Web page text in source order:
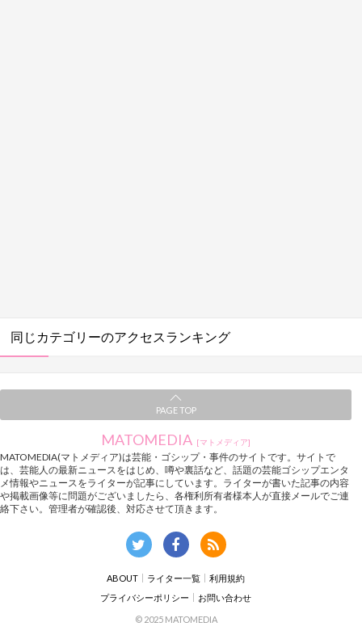
同じカテゴリーのアクセスランキング
PAGE TOP
MATOMEDIA [マトメディア]
MATOMEDIA(マトメディア)は芸能・ゴシップ・事件のサイトです。サイトで
は、芸能人の最新ニュースをはじめ、噂や裏話など、話題の芸能ゴシップエンタ
メ情報やニュースをライターが記事にしています。ライターが書いた記事の内容
や掲載画像等に問題がございましたら、各権利所有者様本人が直接メールでご連
絡下さい。管理者が確認後、対応させて頂きます。
ABOUT ライター一覧
利用規約
プライバシーポリシー
お問い合わせ
© 2025 MATOMEDIA